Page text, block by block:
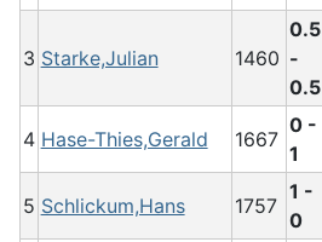
3 Starke,Julian 1460
0.5
-
0.5
4 Hase-Thies,Gerald 1667
0 -
1
5 Schlickum,Hans 1757
1 -
0